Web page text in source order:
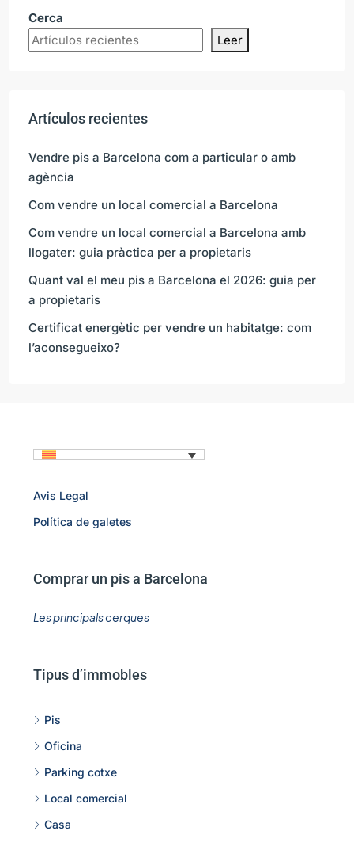
Cerca
Leer
Artículos recientes
Vendre pis a Barcelona com a particular o amb
agència
Com vendre un local comercial a Barcelona
Com vendre un local comercial a Barcelona amb
llogater: guia pràctica per a propietaris
Quant val el meu pis a Barcelona el 2026: guia per
a propietaris
Certificat energètic per vendre un habitatge: com
l’aconsegueixo?
Avis Legal
Política de galetes
Comprar un pis a Barcelona
Les principals cerques
Tipus d’immobles
Pis
Oficina
Parking cotxe
Local comercial
Casa